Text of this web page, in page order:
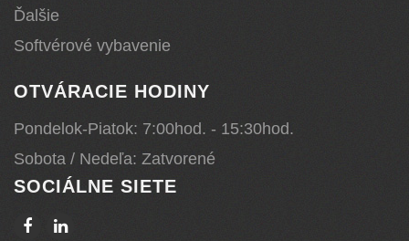
Ďalšie
Softvérové vybavenie
OTVÁRACIE HODINY
Pondelok-Piatok: 7:00hod. - 15:30hod.
Sobota / Nedeľa: Zatvorené
SOCIÁLNE SIETE